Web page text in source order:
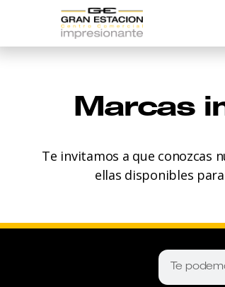
Marcas
Te invitamos a que conozcas
ellas disponibles